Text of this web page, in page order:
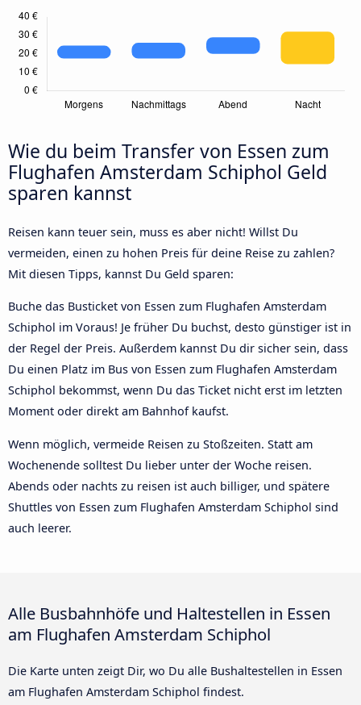
Wie du beim Transfer von Essen zum
Flughafen Amsterdam Schiphol Geld
sparen kannst
Reisen kann teuer sein, muss es aber nicht! Willst Du
vermeiden, einen zu hohen Preis für deine Reise zu zahlen?
Mit diesen Tipps, kannst Du Geld sparen:
Buche das Busticket von Essen zum Flughafen Amsterdam
Schiphol im Voraus! Je früher Du buchst, desto günstiger ist in
der Regel der Preis. Außerdem kannst Du dir sicher sein, dass
Du einen Platz im Bus von Essen zum Flughafen Amsterdam
Schiphol bekommst, wenn Du das Ticket nicht erst im letzten
Moment oder direkt am Bahnhof kaufst.
Wenn möglich, vermeide Reisen zu Stoßzeiten. Statt am
Wochenende solltest Du lieber unter der Woche reisen.
Abends oder nachts zu reisen ist auch billiger, und spätere
Shuttles von Essen zum Flughafen Amsterdam Schiphol sind
auch leerer.
Alle Busbahnhöfe und Haltestellen in Essen
am Flughafen Amsterdam Schiphol
Die Karte unten zeigt Dir, wo Du alle Bushaltestellen in Essen
am Flughafen Amsterdam Schiphol findest.